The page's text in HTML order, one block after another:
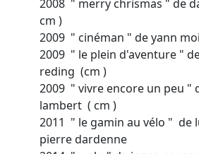
2008 " merry chrismas " de
cm )
2009 " cinéman " de yann
2009 " le plein d'aventure "
reding (cm )
2009 " vivre encore un peu "
lambert ( cm )
2011 " le gamin au vélo " de
pierre dardenne